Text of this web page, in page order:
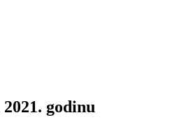
godinu